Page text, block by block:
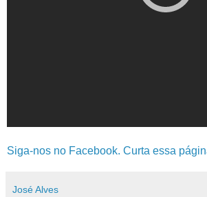
Siga-nos no Facebook. Curta essa
José Alves